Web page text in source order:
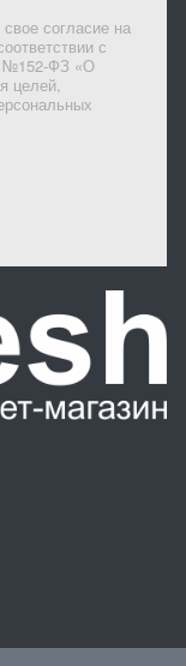
согласие на
с
№152-ФЗ «О
целей,